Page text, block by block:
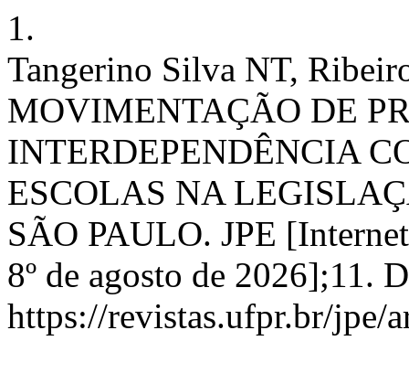
1.
Tangerino Silva NT,
MOVIMENTAÇÃO DE
INTERDEPENDÊNCIA
ESCOLAS NA
SÃO PAULO. JPE
8º de agosto de 2026];11.
https://revistas.ufpr.br/jpe/